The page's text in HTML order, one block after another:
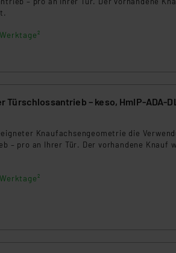
Ihrer Daten in den USA gemäß
jeweiligen Datenübermittlung erhalten
der EU. Dies bedeutet, dass die
besteht etwa das Risiko, dass US-
Türschlossantrieb – keso, HmIP-ADA-
Knaufachsengeometrie die
– pro an Ihrer Tür. Der vorhandene Knauf